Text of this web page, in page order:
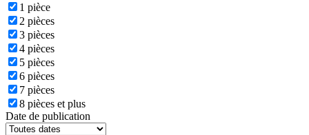
1 pièce
2 pièces
3 pièces
4 pièces
5 pièces
6 pièces
7 pièces
8 pièces et plus
Date de publication